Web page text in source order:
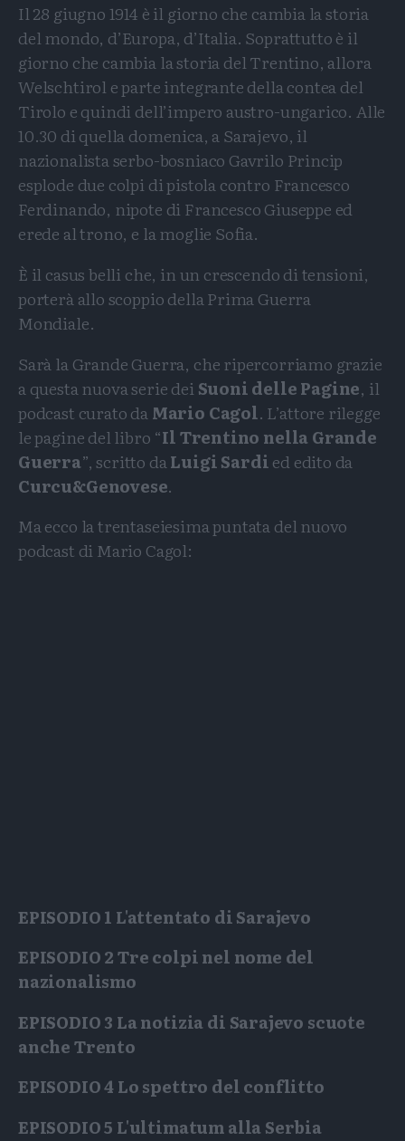
Il 28 giugno 1914 è il giorno che cambia la storia
del mondo, d’Europa, d’Italia. Soprattutto è il
giorno che cambia la storia del Trentino, allora
Welschtirol e parte integrante della contea del
Tirolo e quindi dell’impero austro-ungarico. Alle
10.30 di quella domenica, a Sarajevo, il
nazionalista serbo-bosniaco Gavrilo Princip
esplode due colpi di pistola contro Francesco
Ferdinando, nipote di Francesco Giuseppe ed
erede al trono, e la moglie Sofia.
È il casus belli che, in un crescendo di tensioni,
porterà allo scoppio della Prima Guerra
Mondiale.
Sarà la Grande Guerra, che ripercorriamo grazie
a questa nuova serie dei Suoni delle Pagine, il
podcast curato daMario Cagol. L’attore rilegge
le pagine del libro “Il Trentino nella Grande
Guerra”, scritto daLuigi Sardied edito da
Curcu&Genovese.
Ma ecco la trentaseiesima puntata del nuovo
podcast di Mario Cagol:
EPISODIO 1 L'attentato di Sarajevo
EPISODIO 2Tre colpi nel nome del
nazionalismo
EPISODIO 3 La notizia di Sarajevo scuote
anche Trento
EPISODIO 4Lo spettro del conflitto
EPISODIO 5 L'ultimatum alla Serbia